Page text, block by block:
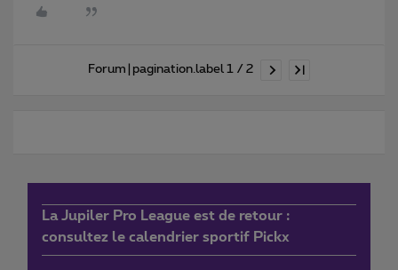
Forum|pagination.label 1 / 2
La Jupiler Pro League est de retour :
consultez le calendrier sportif Pickx